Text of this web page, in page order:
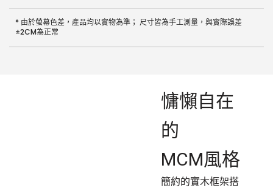
* 由於螢幕色差，產品均以實物為準； 尺寸皆為手工測量，與實際誤差
±2CM為正常
慵懶自在
的
MCM風格
簡約的實木框架搭